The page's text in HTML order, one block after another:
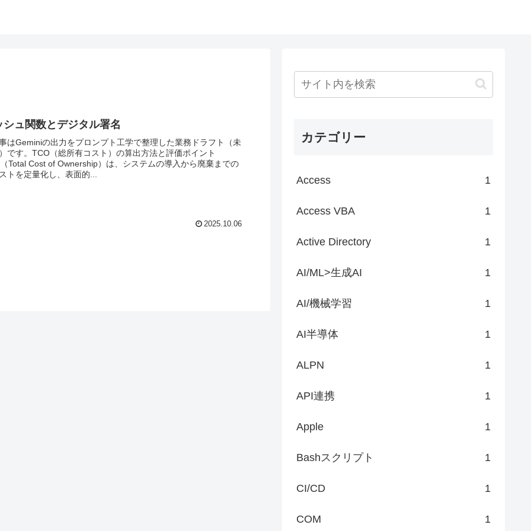
シュ関数とデジタル署名
はGeminiの出力をプロンプト工学で整理した業務ドラフト（未
です。TCO（総所有コスト）の算出方法と評価ポイント
Total Cost of Ownership）は、システムの導入から廃棄までの
トを定量化し、表面的...
2025.10.06
カテゴリー
Access 1
Access VBA 1
Active Directory 1
AI/ML>生成AI 1
AI/機械学習 1
AI半導体 1
ALPN 1
API連携 1
Apple 1
Bashスクリプト 1
CI/CD 1
COM 1